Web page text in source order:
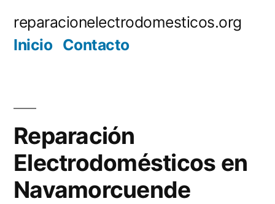
reparacionelectrodomesticos.org
Inicio Contacto
Reparación
Electrodomésticos en
Navamorcuende